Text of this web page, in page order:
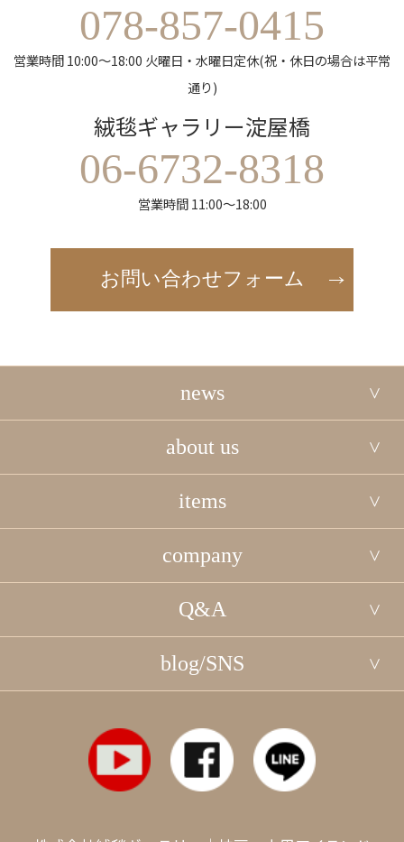
078-857-0415
営業時間 10:00～18:00 火曜日・水曜日定休(祝・休日の場合は平常
通り)
絨毯ギャラリー淀屋橋
06-6732-8318
営業時間 11:00～18:00
お問い合わせフォーム
news
about us
items
company
Q&A
blog/SNS